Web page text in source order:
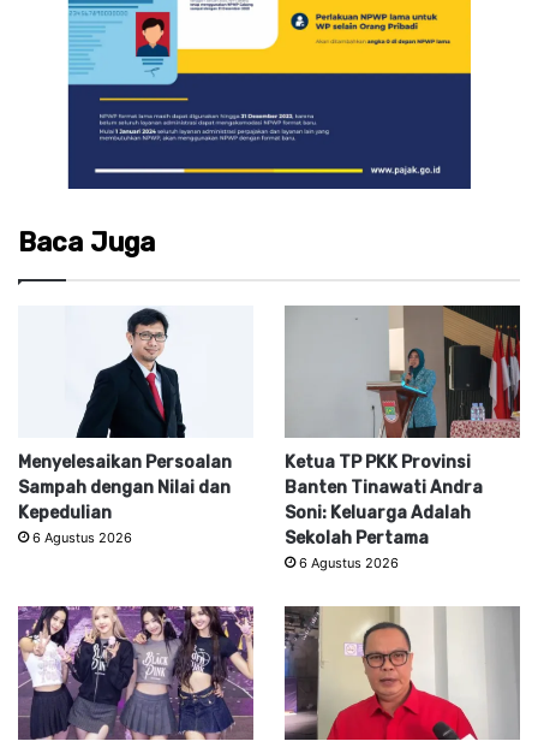
Baca Juga
Menyelesaikan Persoalan
Sampah dengan Nilai dan
Kepedulian
6 Agustus 2026
Ketua TP PKK Provinsi
Banten Tinawati Andra
Soni: Keluarga Adalah
Sekolah Pertama
6 Agustus 2026